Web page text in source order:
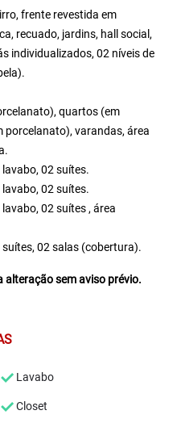
frente revestida em
recuado, jardins, hall social,
individualizados, 02 níveis de
quartos (em
porcelanato), varandas, área
02 suítes.
02 suítes.
02 suítes , área
02 salas (cobertura).
alteração sem aviso prévio.
Lavabo
Closet